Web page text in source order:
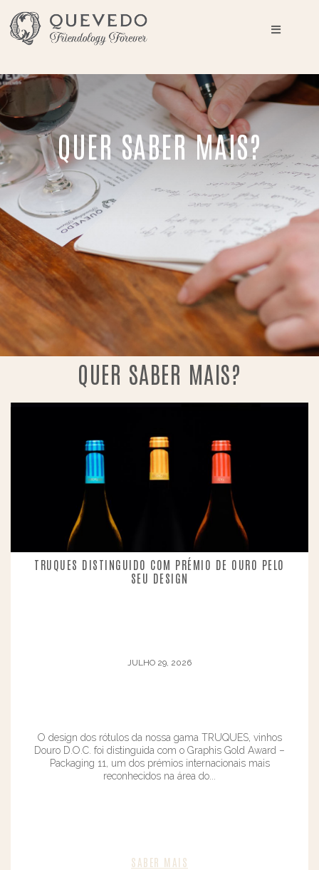
QUER SABER MAIS?
QUER SABER MAIS?
TRUQUES DISTINGUIDO COM PRÉMIO DE OURO PELO
SEU DESIGN
JULHO 29, 2026
O design dos rótulos da nossa gama TRUQUES, vinhos
Douro D.O.C. foi distinguida com o Graphis Gold Award –
Packaging 11, um dos prémios internacionais mais
reconhecidos na área do...
SABER MAIS​